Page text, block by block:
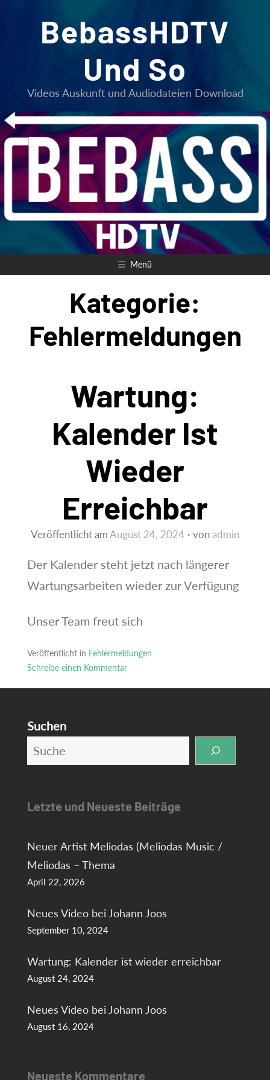
BebassHDTV
Und So
Videos Auskunft und Audiodateien Download
Menü
Kategorie:
Fehlermeldungen
Wartung:
Kalender Ist
Wieder
Erreichbar
Veröffentlicht amAugust 24, 2024 vonadmin
Der Kalender steht jetzt nach längerer
Wartungsarbeiten wieder zur Verfügung
Unser Team freut sich
Veröffentlicht in Fehlermeldungen
Schreibe einen Kommentar
ist
wieder
erreichbar
Suchen
Letzte und Neueste Beiträge
Neuer Artist Meliodas (Meliodas Music /
Meliodas – Thema
April 22, 2026
Neues Video bei Johann Joos
September 10, 2024
Wartung: Kalender ist wieder erreichbar
August 24, 2024
Neues Video bei Johann Joos
August 16, 2024
Neueste Kommentare